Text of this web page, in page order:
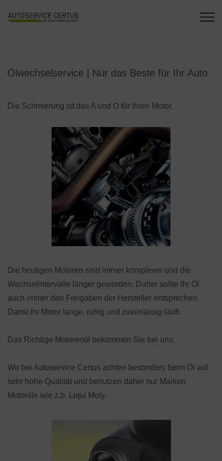
Ölwechselservice | Nur das Beste für Ihr Auto
Die Schmierung ist das A und O für Ihren Motor.
Die heutigen Motoren sind immer komplexer und die
Wechselintervalle länger geworden. Daher sollte Ihr Öl
auch immer den Freigaben der Hersteller entsprechen.
Damit Ihr Motor lange, ruhig und zuverlässig läuft.
Das Richtige Motorenöl bekommen Sie bei uns.
Wir bei Autoservice Certus achten besonders beim Öl auf
sehr hohe Qualität und benutzen daher nur Marken
Motoröle wie z.b. Liqui Moly.